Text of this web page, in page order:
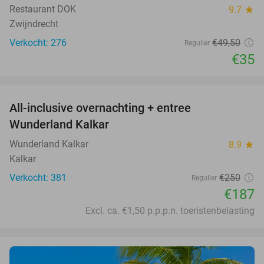
Restaurant DOK 9.7 star
Zwijndrecht
Verkocht: 276
Regulier €49,50
€35
All-inclusive overnachting + entree
Wunderland Kalkar
Wunderland Kalkar 8.9 star
Kalkar
Verkocht: 381
Regulier €250
€187
Excl. ca. €1,50 p.p.p.n. toeristenbelasting